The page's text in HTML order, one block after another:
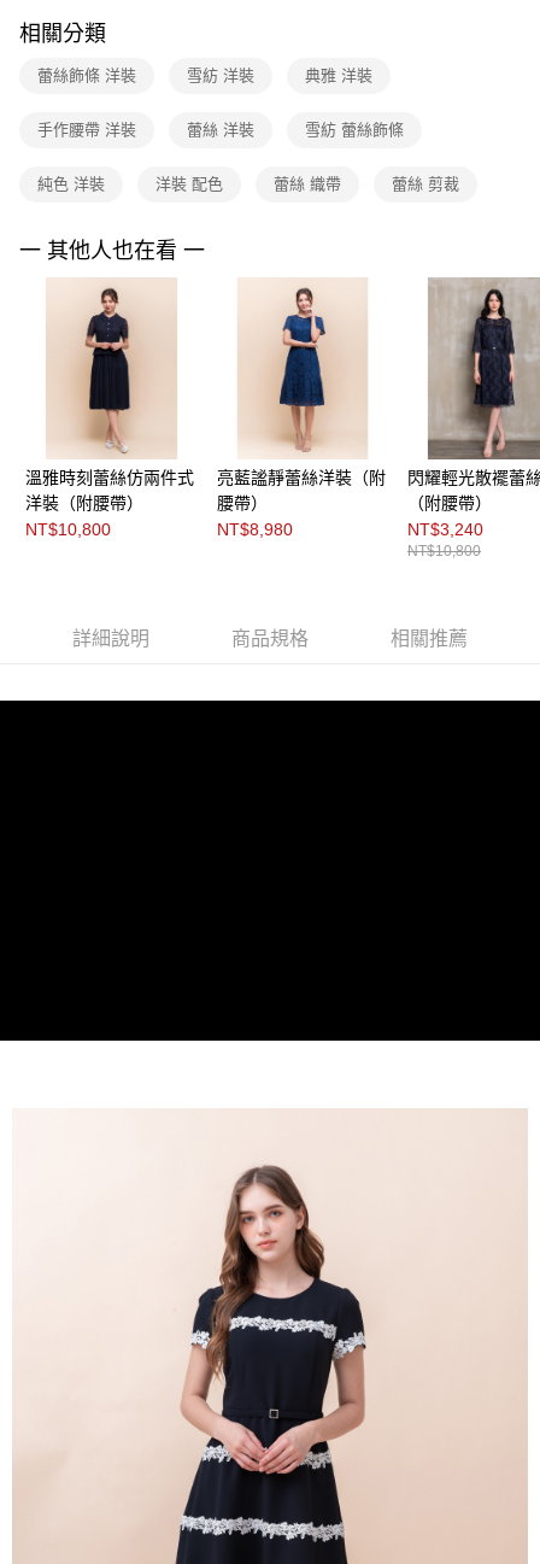
１．於結帳方式選擇「AFTEE先享後付」後，將跳轉至「AFTEE先享後付」
２．訂單成立數日內，您將收到繳費通知簡訊。
３．收到繳費通知簡訊後14天內，點擊此簡訊中的連結，可透過四大超商／
※ 請注意：結帳手續完成當下不需立刻繳費，但若您需要取消訂單，請聯絡
※ 交易是否成功請以「AFTEE先享後付 」之結帳頁面顯示為準，若有關於
客戶支援中心」
https://netprotections.freshdesk.com/support/home
【注意事項】
１．透過由恩沛科技股份有限公司提供之「AFTEE先享後付」服務完成之交
易，需依本服務之必要範圍內提供個人資料，並將交易相關給付款項請求債
權轉讓予恩沛科技股份有限公司。
２．關於個人資料處理事宜，請瀏覽以下網址：
https://aftee.tw/terms/#terms3
３．未成年的使用者請事先徵得法定代理人或監護人之同意方可使用
「AFTEE先享後付」，若未經同意申辦者引起之損失，本公司不負相關責
任。
４．使用「AFTEE先享後付」時，將依據個別帳號之用戶狀況，依本公司即
時審查核予不同之上限額度；若仍有額度不足之情形，本公司將視審查結果
付款後全家FamilyMart取貨
每筆NT$90，滿NT$3,600(含以上)免運費
黑貓宅配
離島宅配 (蘭嶼恕不配送)
每筆NT$200，滿NT$8,000(含以上)免運費
付款後門市自取
相關分類
蕾絲飾條 洋裝 雪紡 洋裝 典雅 洋裝
手作腰帶 洋裝 蕾絲 洋裝 雪紡 蕾絲飾條
純色 洋裝 洋裝 配色 蕾絲 織帶 蕾絲 剪裁
一 其他人也在看 一
溫雅時刻蕾絲仿兩件式
洋裝（附腰帶）
NT$10,800
亮藍謐靜蕾絲洋裝（附
腰帶）
NT$8,980
閃耀輕光散襬蕾
（附腰帶）
NT$3,240
NT$10,800
詳細說明 商品規格 相關推薦